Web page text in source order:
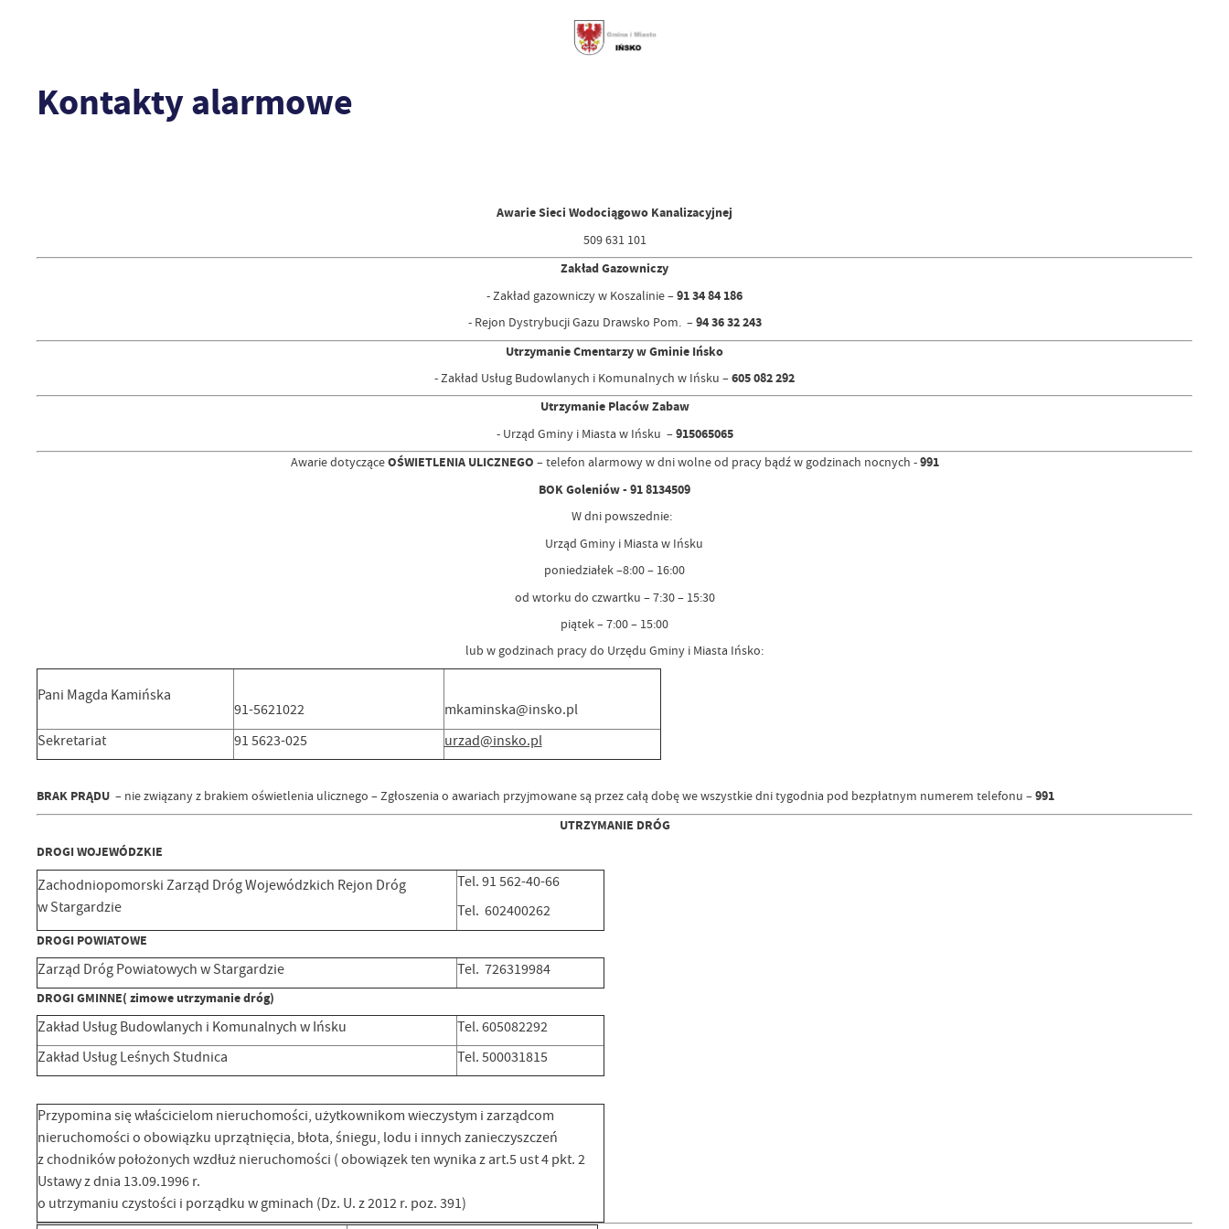
Kontakty alarmowe
Awarie Sieci Wodociągowo Kanalizacyjnej
509 631 101
Zakład Gazowniczy
- Zakład gazowniczy w Koszalinie –91 34 84 186
- Rejon Dystrybucji Gazu Drawsko Pom. –94 36 32 243
Utrzymanie Cmentarzy w Gminie Ińsko
- Zakład Usług Budowlanych i Komunalnych w Ińsku –605 082 292
Utrzymanie Placów Zabaw
- Urząd Gminy i Miasta w Ińsku –915065065
Awarie dotycząceOŚWIETLENIA ULICZNEGO – telefon alarmowy w dni wolne od pracy bądź w godzinach nocnych -991
BOK Goleniów - 91 8134509
W dni powszednie:
Urząd Gminy i Miasta w Ińsku
poniedziałek –8:00 – 16:00
od wtorku do czwartku – 7:30 – 15:30
piątek – 7:00 – 15:00
lub w godzinach pracy do Urzędu Gminy i Miasta Ińsko:
Pani Magda Kamińska
91-5621022
mkaminska@insko.pl
Sekretariat
91 5623-025 urzad@insko.pl
BRAK PRĄDU– nie związany z brakiem oświetlenia ulicznego – Zgłoszenia o awariach przyjmowane są przez całą dobę we wszystkie dni tygodnia pod bezpłatnym numerem telefonu –991
UTRZYMANIE DRÓG
DROGI WOJEWÓDZKIE
Zachodniopomorski Zarząd Dróg Wojewódzkich Rejon Dróg
w Stargardzie
Tel. 91 562-40-66
Tel. 602400262
DROGI POWIATOWE
Zarząd Dróg Powiatowych w Stargardzie Tel. 726319984
DROGI GMINNE( zimowe utrzymanie dróg)
Zakład Usług Budowlanych i Komunalnych w Ińsku
Tel. 605082292
Zakład Usług Leśnych Studnica
Tel. 500031815
Przypomina się właścicielom nieruchomości, użytkownikom wieczystym i zarządcom
nieruchomości o obowiązku uprzątnięcia, błota, śniegu, lodu i innych zanieczyszczeń
z chodników położonych wzdłuż nieruchomości ( obowiązek ten wynika z art.5 ust 4 pkt. 2
Ustawy z dnia 13.09.1996 r.
o utrzymaniu czystości i porządku w gminach (Dz. U. z 2012 r. poz. 391)